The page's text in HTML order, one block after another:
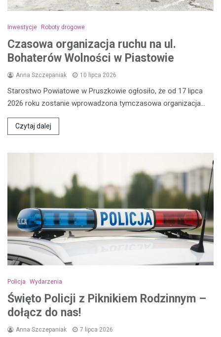
Inwestycje Roboty drogowe
Czasowa organizacja ruchu na ul.
Bohaterów Wolności w Piastowie
Anna Szczepaniak 10 lipca 2026
Starostwo Powiatowe w Pruszkowie ogłosiło, że od 17 lipca
2026 roku zostanie wprowadzona tymczasowa organizacja…
Czytaj dalej
Policja Wydarzenia
Święto Policji z Piknikiem Rodzinnym –
dołącz do nas!
Anna Szczepaniak 7 lipca 2026